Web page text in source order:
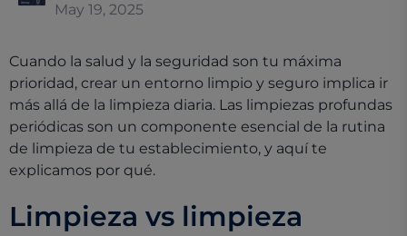
May 19, 2025
Cuando la salud y la seguridad son tu máxima
prioridad, crear un entorno limpio y seguro implica ir
más allá de la limpieza diaria. Las limpiezas profundas
periódicas son un componente esencial de la rutina
de limpieza de tu establecimiento, y aquí te
explicamos por qué.
Limpieza vs limpieza